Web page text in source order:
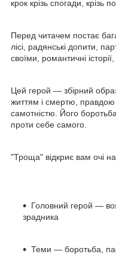
крок крізь спогади, крізь
Перед читачем постає
лісі, радянські допити,
своїми, романтичні
Цей герой — збірний
життям і смертю, правдою
самотністю. Його
проти себе самого.
"Троща" відкриє вам очі
Головний герой —
зрадника
Теми — боротьба,